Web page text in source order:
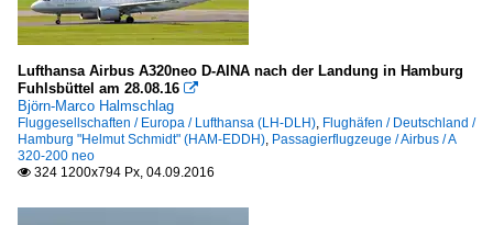
Lufthansa Airbus A320neo D-AINA nach der Landung in Hamburg
Fuhlsbüttel am 28.08.16 
Björn-Marco Halmschlag
Fluggesellschaften / Europa / Lufthansa (LH-DLH), Flughäfen / Deutschland /
Hamburg "Helmut Schmidt" (HAM-EDDH), Passagierflugzeuge / Airbus / A
320-200 neo
 324 1200x794 Px, 04.09.2016